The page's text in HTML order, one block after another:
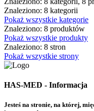
Znaleziono: 8 kategorii
Pokaż wszystkie kategorie
Znaleziono: 8 produktów
Pokaż wszystkie produkty
Znaleziono: 8 stron
Pokaż wszystkie strony
HAS-MED - Informacja
Jesteś na stronie, na której,